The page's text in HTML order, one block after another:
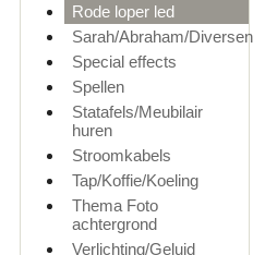
Rode loper led
Sarah/Abraham/Diversen
Special effects
Spellen
Statafels/Meubilair
huren
Stroomkabels
Tap/Koffie/Koeling
Thema Foto
achtergrond
Verlichting/Geluid